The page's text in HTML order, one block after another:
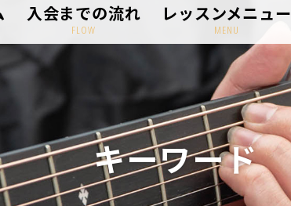
入会までの流れ
FLOW
レッスンメニュー
MENU
キーワード